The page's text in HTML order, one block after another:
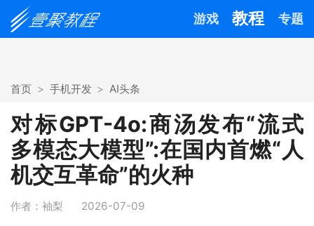
游戏 教程 专题
首页 手机开发 AI头条
对标GPT-4o:商汤发布“流式
多模态大模型”:在国内首燃“人
机交互革命”的火种
作者：袖梨 2026-07-09